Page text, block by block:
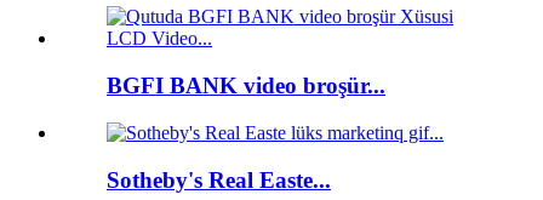
BGFI BANK video broşür...
Sotheby's Real Easte...